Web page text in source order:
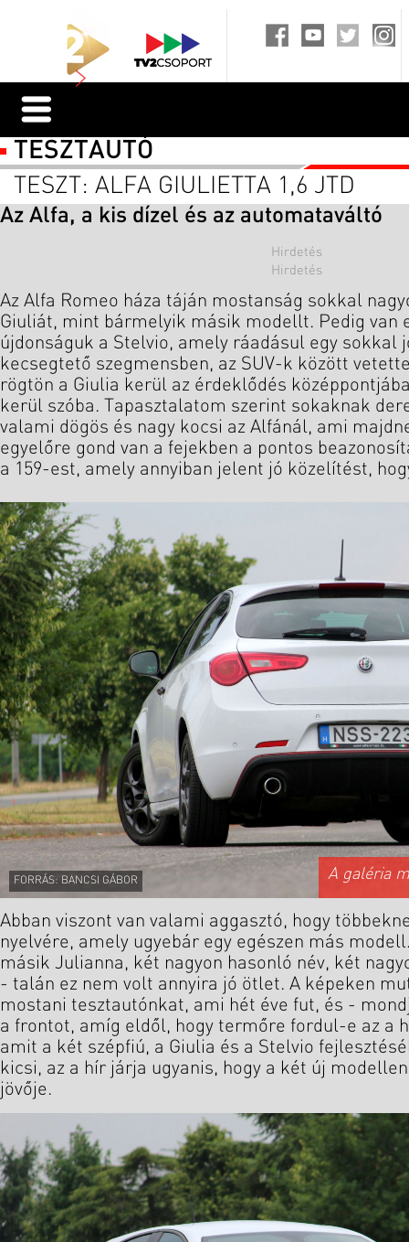
TESZTAUTÓ
TESZT: ALFA GIULIETTA 1,6 JTD
Az Alfa, a kis dízel és az automataváltó
Az Alfa Romeo háza táján mostanság sokkal
Giuliát, mint bármelyik másik modellt. Pedig van
újdonságuk a Stelvio, amely ráadásul egy sokkal
kecsegtető szegmensben, az SUV-k között
rögtön a Giulia kerül az érdeklődés
kerül szóba. Tapasztalatom szerint sokaknak
valami dögös és nagy kocsi az Alfánál, ami
egyelőre gond van a fejekben a pontos
a 159-est, amely annyiban jelent jó közelítést,
FORRÁS: BANCSI GÁBOR A galéria
Abban viszont van valami aggasztó, hogy
nyelvére, amely ugyebár egy egészen más
másik Julianna, két nagyon hasonló név, két
- talán ez nem volt annyira jó ötlet. A képeken
mostani tesztautónkat, ami hét éve fut, és -
a frontot, amíg eldől, hogy termőre fordul-e az a
amit a két szépfiú, a Giulia és a Stelvio
kicsi, az a hír járja ugyanis, hogy a két új
jövője.